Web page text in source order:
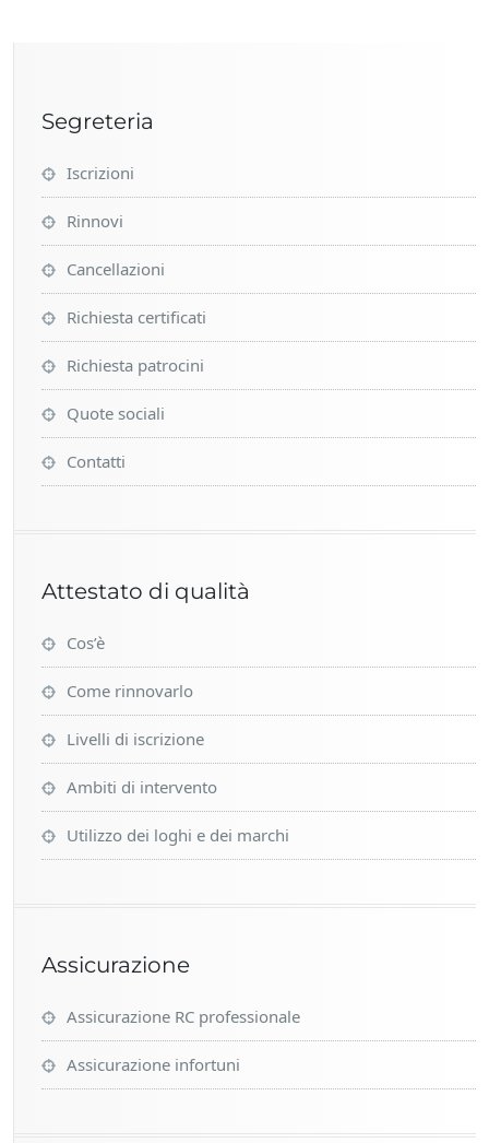
Segreteria
Iscrizioni
Rinnovi
Cancellazioni
Richiesta certificati
Richiesta patrocini
Quote sociali
Contatti
Attestato di qualità
Cos’è
Come rinnovarlo
Livelli di iscrizione
Ambiti di intervento
Utilizzo dei loghi e dei marchi
Assicurazione
Assicurazione RC professionale
Assicurazione infortuni